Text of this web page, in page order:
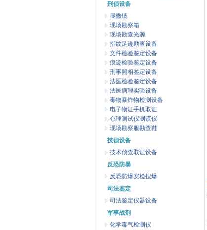
刑侦设备
显微镜
现场勘察箱
现场勘查光源
指纹足迹勘查设备
文件检验鉴定设备
痕迹检验鉴定设备
刑事照相鉴定设备
法医检验鉴定设备
法医病理实验设备
毒物暴炸物检测设备
电子物证手机取证
心理测试仪测谎仪
现场勘察服勘查鞋
技侦设备
技术侦查取证设备
反恐防暴
反恐防爆安检搜爆
司法鉴定
司法鉴定仪器设备
军事战剂
化学毒气检测仪